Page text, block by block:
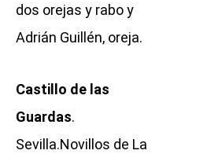
dos orejas y rabo y
Adrián Guillén, oreja.
Castillo de las
Guardas.
Sevilla.Novillos de La